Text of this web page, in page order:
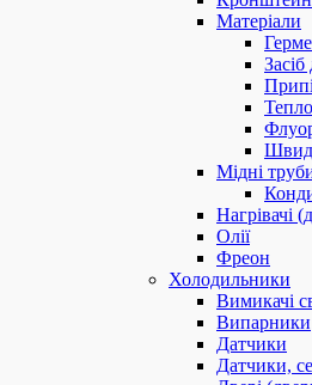
Матеріали
Мідні
Нагрівачі
Олії
Фреон
Холодильники
Вимикачі
Випарники
Датчики
Датчики,